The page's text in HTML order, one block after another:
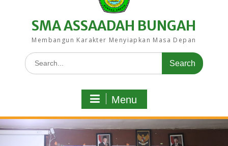
SMA ASSAADAH BUNGAH
Membangun Karakter Menyiapkan Masa Depan
Search
for:
Menu